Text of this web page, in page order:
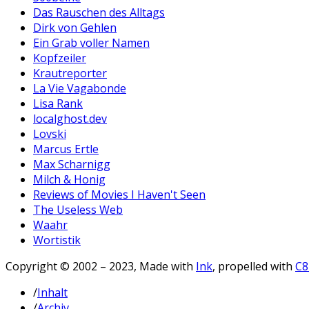
Das Rauschen des Alltags
Dirk von Gehlen
Ein Grab voller Namen
Kopfzeiler
Krautreporter
La Vie Vagabonde
Lisa Rank
localghost.dev
Lovski
Marcus Ertle
Max Scharnigg
Milch & Honig
Reviews of Movies I Haven't Seen
The Useless Web
Waahr
Wortistik
Copyright © 2002 – 2023, Made with Ink, propelled with
/Inhalt